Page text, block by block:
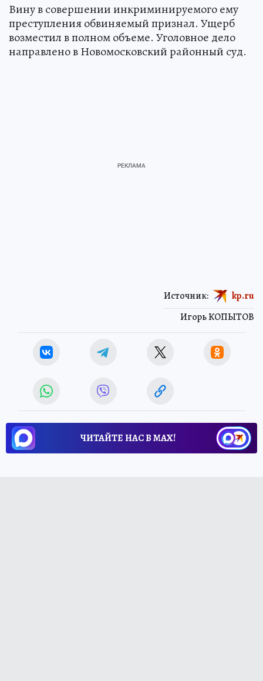
Вину в совершении инкриминируемого ему
преступления обвиняемый признал. Ущерб
возместил в полном объеме. Уголовное дело
направлено в Новомосковский районный суд.
Игорь КОПЫТОВ
Источник: kp.ru
ЧИТАЙТЕ НАС В МАХ!